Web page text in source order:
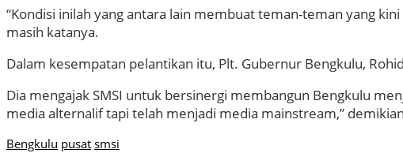
“Kondisi inilah yang antara lain membuat teman-teman yang
masih katanya.
Dalam kesempatan pelantikan itu, Plt. Gubernur Bengkulu,
Dia mengajak SMSI untuk bersinergi membangun Bengkulu
media alternalif tapi telah menjadi media mainstream,”
Bengkulu pusat smsi